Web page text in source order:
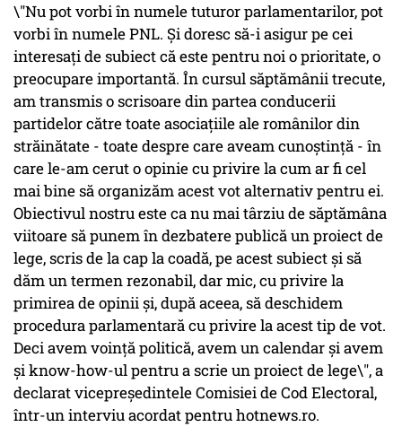
\"Nu pot vorbi în numele tuturor parlamentarilor, pot
vorbi în numele PNL. Și doresc să-i asigur pe cei
interesați de subiect că este pentru noi o prioritate, o
preocupare importantă. În cursul săptămânii trecute,
am transmis o scrisoare din partea conducerii
partidelor către toate asociațiile ale românilor din
străinătate - toate despre care aveam cunoștință - în
care le-am cerut o opinie cu privire la cum ar fi cel
mai bine să organizăm acest vot alternativ pentru ei.
Obiectivul nostru este ca nu mai târziu de săptămâna
viitoare să punem în dezbatere publică un proiect de
lege, scris de la cap la coadă, pe acest subiect și să
dăm un termen rezonabil, dar mic, cu privire la
primirea de opinii și, după aceea, să deschidem
procedura parlamentară cu privire la acest tip de vot.
Deci avem voință politică, avem un calendar și avem
și know-how-ul pentru a scrie un proiect de lege\", a
declarat vicepreședintele Comisiei de Cod Electoral,
într-un interviu acordat pentru hotnews.ro.